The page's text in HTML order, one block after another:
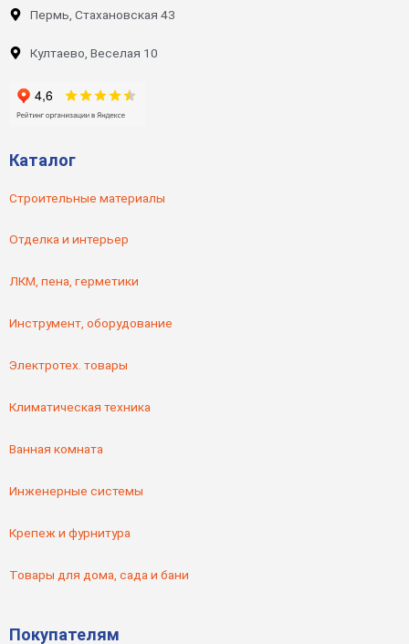
Пермь, Стахановская 43
Култаево, Веселая 10
Каталог
Строительные материалы
Отделка и интерьер
ЛКМ, пена, герметики
Инструмент, оборудование
Электротех. товары
Климатическая техника
Ванная комната
Инженерные системы
Крепеж и фурнитура
Товары для дома, сада и бани
Покупателям